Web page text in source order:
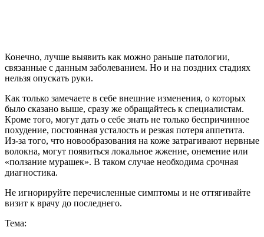
Конечно, лучше выявить как можно раньше патологии,
связанные с данным заболеванием. Но и на поздних стадиях
нельзя опускать руки.
Как только замечаете в себе внешние изменения, о которых
было сказано выше, сразу же обращайтесь к специалистам.
Кроме того, могут дать о себе знать не только беспричинное
похудение, постоянная усталость и резкая потеря аппетита.
Из-за того, что новообразования на коже затрагивают нервные
волокна, могут появиться локальное жжение, онемение или
«ползание мурашек». В таком случае необходима срочная
диагностика.
Не игнорируйте перечисленные симптомы и не оттягивайте
визит к врачу до последнего.
Тема: